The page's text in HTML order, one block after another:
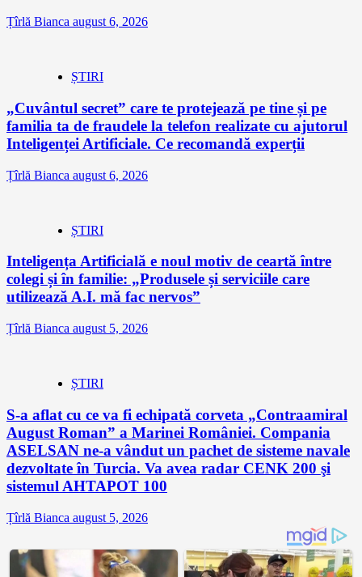
Țîrlă Bianca august 6, 2026
ȘTIRI
„Cuvântul secret” care te protejează pe tine și pe
familia ta de fraudele la telefon realizate cu ajutorul
Inteligenței Artificiale. Ce recomandă experții
Țîrlă Bianca august 6, 2026
ȘTIRI
Inteligența Artificială e noul motiv de ceartă între
colegi și în familie: „Produsele și serviciile care
utilizează A.I. mă fac nervos”
Țîrlă Bianca august 5, 2026
ȘTIRI
S-a aflat cu ce va fi echipată corveta „Contraamiral
August Roman” a Marinei României. Compania
ASELSAN ne-a vândut un pachet de sisteme navale
dezvoltate în Turcia. Va avea radar CENK 200 şi
sistemul AHTAPOT 100
Țîrlă Bianca august 5, 2026